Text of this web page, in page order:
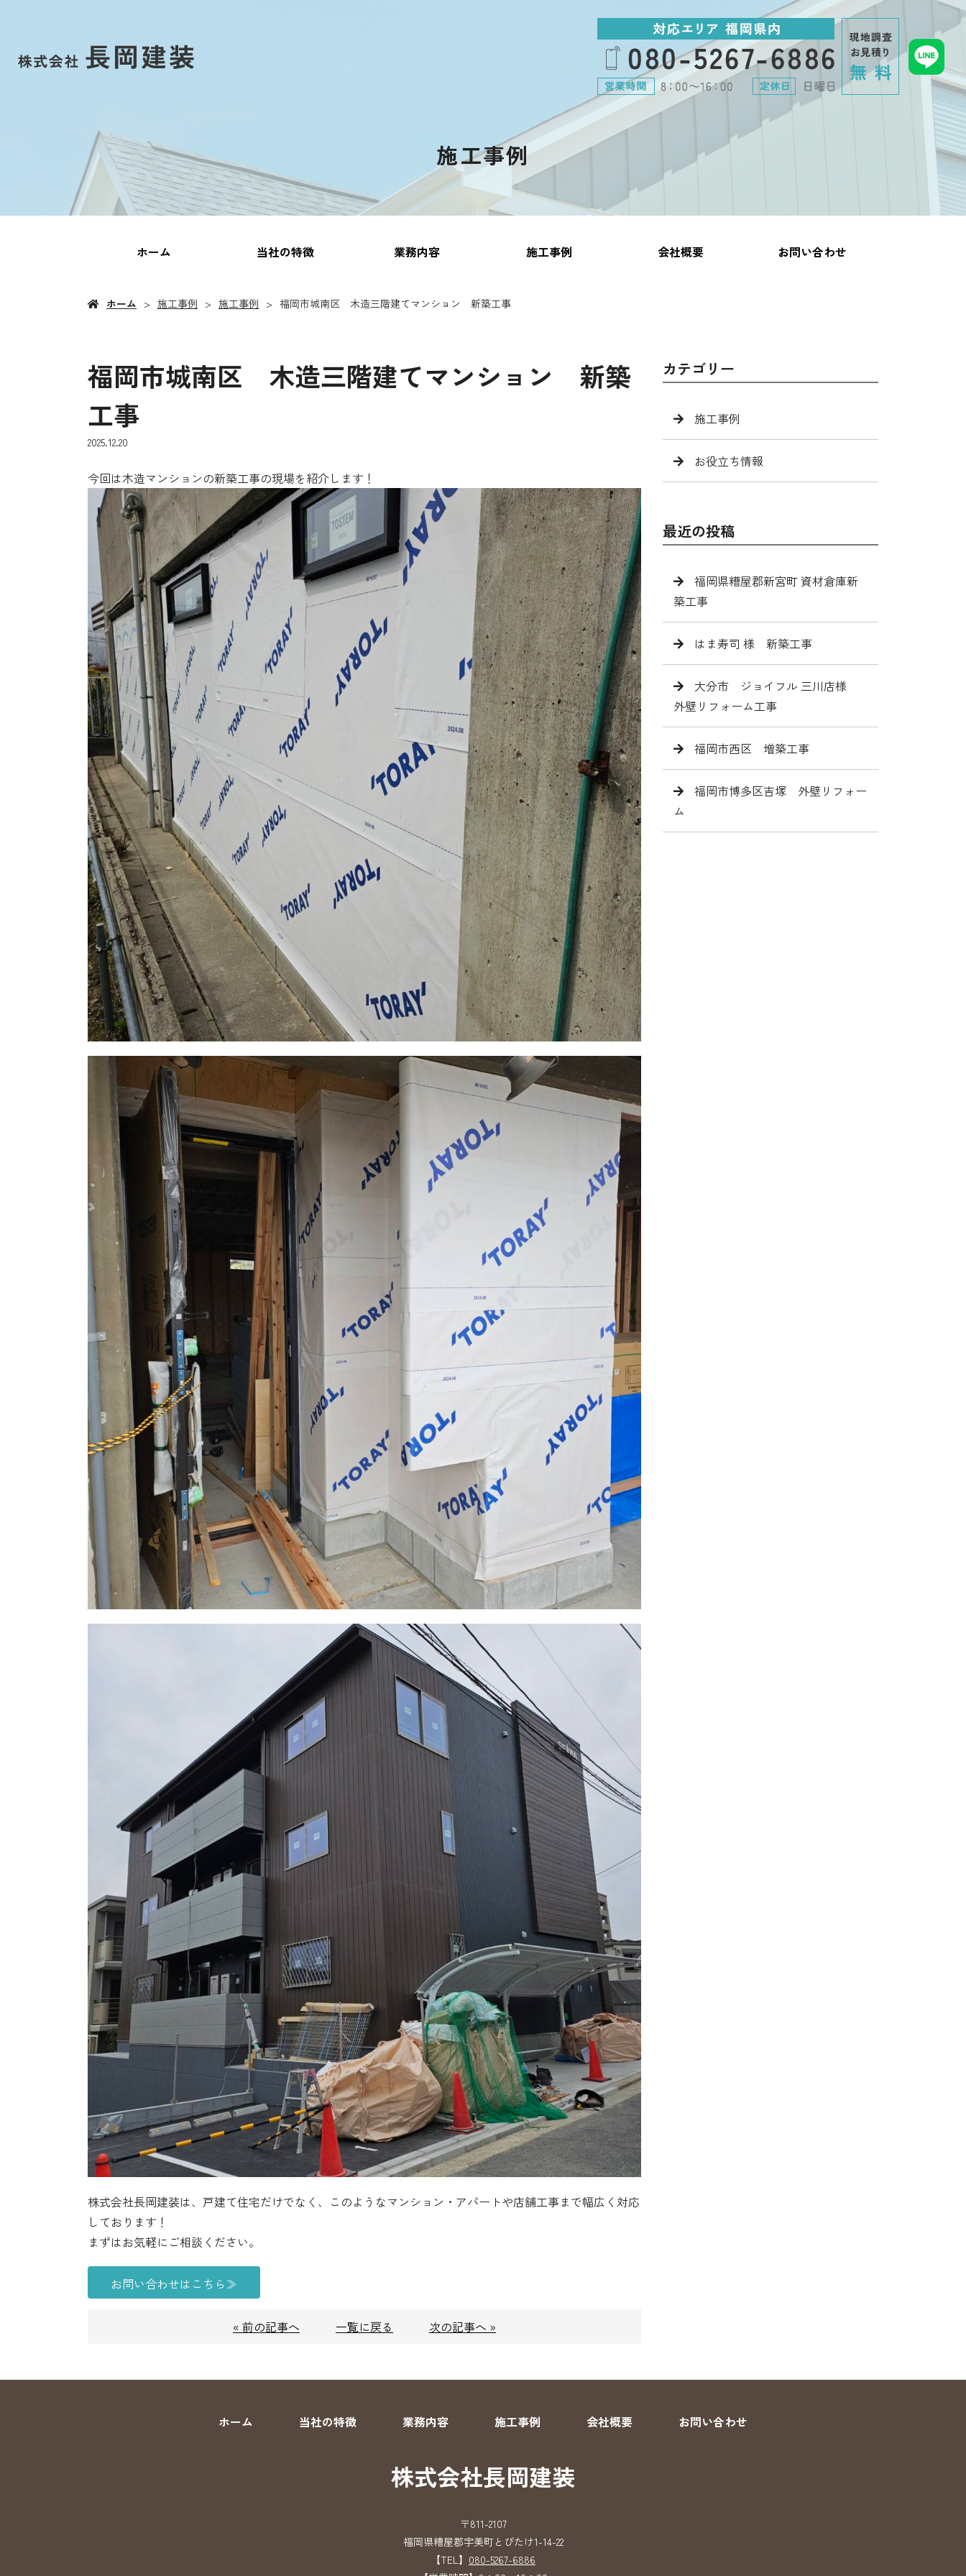
施工事例
ホーム 当社の特徴 業務内容 施工事例 会社概要 お問い合わせ
ホーム 施工事例 施工事例 福岡市城南区 木造三階建てマンション 新築工事
福岡市城南区 木造三階建てマンション 新築
工事
2025.12.20
今回は木造マンションの新築工事の現場を紹介します！
株式会社長岡建装は、戸建て住宅だけでなく、このようなマンション・アパートや店舗工事まで幅広く対応
しております！
まずはお気軽にご相談ください。
お問い合わせはこちら≫
« 前の記事へ 一覧に戻る 次の記事へ »
カテゴリー
施工事例
お役立ち情報
最近の投稿
福岡県糟屋郡新宮町 資材倉庫新
築工事
はま寿司 様 新築工事
大分市 ジョイフル 三川店様
外壁リフォーム工事
福岡市西区 増築工事
福岡市博多区吉塚 外壁リフォー
ム
ホーム 当社の特徴 業務内容 施工事例 会社概要 お問い合わせ
株式会社長岡建装
〒811-2107
福岡県糟屋郡宇美町とびたけ1-14-22
【TEL】 080-5267-6886